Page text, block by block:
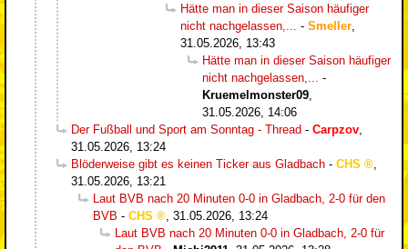
Hätte man in dieser Saison häufiger
nicht nachgelassen,...
- Smeller
31.05.2026, 13:43
Hätte man in dieser Saison häufiger
nicht nachgelassen,...
-
Kruemelmonster09
31.05.2026, 14:06
Der Fußball und Sport am Sonntag - Thread - Carpzov
31.05.2026, 13:24
Blöderweise gibt es keinen Ticker aus Gladbach - CHS
31.05.2026, 13:21
Laut BVB nach 20 Minuten 0-0 in Gladbach, 2-0 für den
BVB - CHS
31.05.2026, 13:24
Laut BVB nach 20 Minuten 0-0 in Gladbach, 2-0 für